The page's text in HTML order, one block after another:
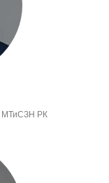
МТиСЗН РК